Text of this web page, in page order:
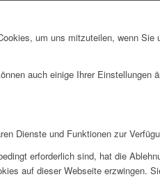
um uns mitzuteilen, wenn
auch einige Ihrer
Dienste und Funktionen zur
erforderlich sind, hat die
auf dieser Webseite